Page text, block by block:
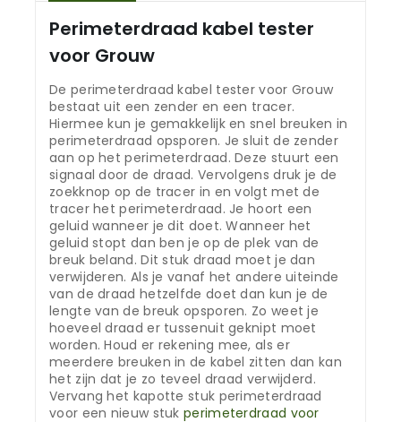
Perimeterdraad kabel tester
voor Grouw
De perimeterdraad kabel tester voor Grouw
bestaat uit een zender en een tracer.
Hiermee kun je gemakkelijk en snel breuken in
perimeterdraad opsporen. Je sluit de zender
aan op het perimeterdraad. Deze stuurt een
signaal door de draad. Vervolgens druk je de
zoekknop op de tracer in en volgt met de
tracer het perimeterdraad. Je hoort een
geluid wanneer je dit doet. Wanneer het
geluid stopt dan ben je op de plek van de
breuk beland. Dit stuk draad moet je dan
verwijderen. Als je vanaf het andere uiteinde
van de draad hetzelfde doet dan kun je de
lengte van de breuk opsporen. Zo weet je
hoeveel draad er tussenuit geknipt moet
worden. Houd er rekening mee, als er
meerdere breuken in de kabel zitten dan kan
het zijn dat je zo teveel draad verwijderd.
Vervang het kapotte stuk perimeterdraad
voor een nieuw stukperimeterdraad voor